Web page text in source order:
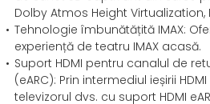
Dolby Atmos Height Virtualization,
Tehnologie îmbunătățită IMAX:
experiență de teatru IMAX acasă.
Suport HDMI pentru canalul de
(eARC): Prin intermediul ieșirii
televizorul dvs. cu suport HDMI